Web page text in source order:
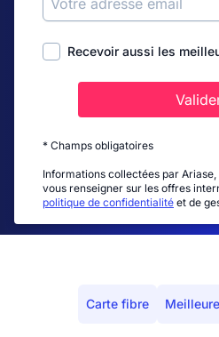
Recevoir aussi les
* Champs obligatoires
Informations collectées par
vous renseigner sur les offres
politique de confidentialité et de
Carte fibre